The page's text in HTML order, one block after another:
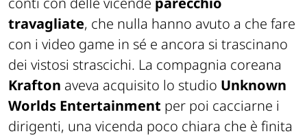
travagliate, che nulla hanno avuto a che fare
con i video game in sé e ancora si trascinano
dei vistosi strascichi. La compagnia coreana
Krafton aveva acquisito lo studio Unknown
Worlds Entertainment per poi cacciarne i
dirigenti, una vicenda poco chiara che è finita